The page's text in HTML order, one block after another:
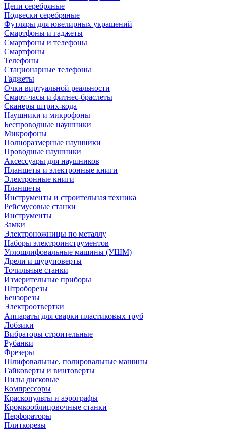
Цепи серебряные
Подвески серебряные
Футляры для ювелирных украшений
Смартфоны и гаджеты
Смартфоны и телефоны
Смартфоны
Телефоны
Стационарные телефоны
Гаджеты
Очки виртуальной реальности
Смарт-часы и фитнес-браслеты
Сканеры штрих-кода
Наушники и микрофоны
Беспроводные наушники
Микрофоны
Полноразмерные наушники
Проводные наушники
Аксессуары для наушников
Планшеты и электронные книги
Электронные книги
Планшеты
Инструменты и строительная техника
Рейсмусовые станки
Инструменты
Замки
Электроножницы по металлу
Наборы электроинструментов
Углошлифовальные машины (УШМ)
Дрели и шуруповерты
Точильные станки
Измерительные приборы
Штроборезы
Бензорезы
Электроотвертки
Аппараты для сварки пластиковых труб
Лобзики
Вибраторы строительные
Рубанки
Фрезеры
Шлифовальные, полировальные машины
Гайковерты и винтоверты
Пилы дисковые
Компрессоры
Краскопульты и аэрографы
Кромкооблицовочные станки
Перфораторы
Плиткорезы